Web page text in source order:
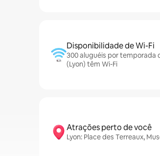
Disponibilidade de Wi-Fi
300 aluguéis por temporada
(Lyon) têm Wi-Fi
Atrações perto de você
Lyon: Place des Terreaux,